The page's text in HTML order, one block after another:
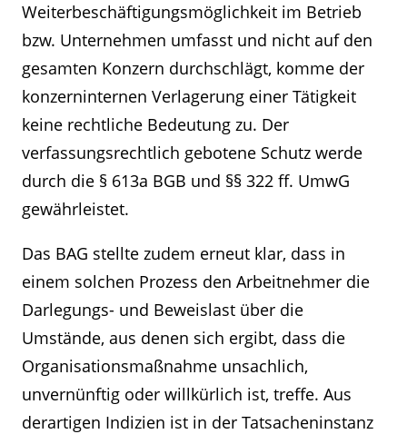
Weiterbeschäftigungsmöglichkeit im Betrieb
bzw. Unternehmen umfasst und nicht auf den
gesamten Konzern durchschlägt, komme der
konzerninternen Verlagerung einer Tätigkeit
keine rechtliche Bedeutung zu. Der
verfassungsrechtlich gebotene Schutz werde
durch die § 613a BGB und §§ 322 ff. UmwG
gewährleistet.
Das BAG stellte zudem erneut klar, dass in
einem solchen Prozess den Arbeitnehmer die
Darlegungs- und Beweislast über die
Umstände, aus denen sich ergibt, dass die
Organisationsmaßnahme unsachlich,
unvernünftig oder willkürlich ist, treffe. Aus
derartigen Indizien ist in der Tatsacheninstanz